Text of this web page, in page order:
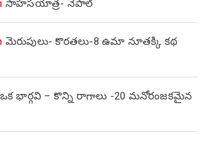
సాహసయాత్ర- నేపాల్‌
మెరుపులు- కొరతలు-8 ఉమా నూతక్కి కథ
ఒక భార్గవి – కొన్ని రాగాలు -20 మనోరంజకమైన